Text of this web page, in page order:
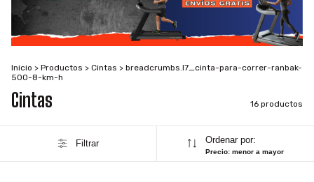
Inicio > Productos > Cintas > breadcrumbs.I7_cinta-para-correr-ranbak-
500-8-km-h
Cintas 16 productos
Filtrar Ordenar por:
Precio: menor a mayor